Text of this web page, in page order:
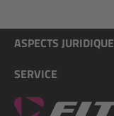
ASPECTS
SERVICE